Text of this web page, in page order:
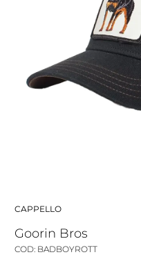
CAPPELLO
Goorin Bros
COD: BADBOYROTT